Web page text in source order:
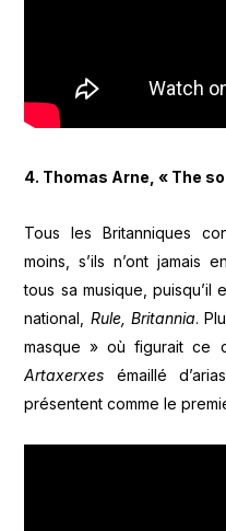
4. Thomas Arne, « The
Tous les Britanniques
moins, s’ils n’ont jamais
tous sa musique, puisqu’il
national, Rule, Britannia.
masque » où figurait ce
Artaxerxes émaillé
présentent comme le